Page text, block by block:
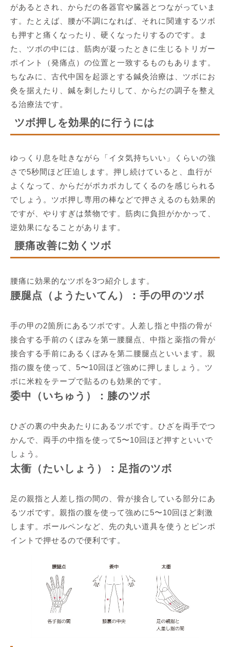
があるとされ、からだの各器官や臓器とつながっていま
す。たとえば、腰が不調になれば、それに関連するツボ
も押すと痛くなったり、硬くなったりするのです。ま
た、ツボの中には、筋肉が凝ったときに生じるトリガー
ポイント（発痛点）の位置と一致するものもあります。
ちなみに、古代中国を起源とする鍼灸治療は、ツボにお
灸を据えたり、鍼を刺したりして、からだの調子を整え
る治療法です。
ツボ押しを効果的に行うには
ゆっくり息を吐きながら「イタ気持ちいい」くらいの強
さで5秒間ほど圧迫します。押し続けていると、血行が
よくなって、からだがポカポカしてくるのを感じられる
でしょう。ツボ押し専用の棒などで押さえるのも効果的
ですが、やりすぎは禁物です。筋肉に負担がかかって、
逆効果になることがあります。
腰痛改善に効くツボ
腰痛に効果的なツボを3つ紹介します。
腰腿点（ようたいてん）：手の甲のツボ
手の甲の2箇所にあるツボです。人差し指と中指の骨が
接合する手前のくぼみを第一腰腿点、中指と薬指の骨が
接合する手前にあるくぼみを第二腰腿点といいます。親
指の腹を使って、5〜10回ほど強めに押しましょう。ツ
ボに米粒をテープで貼るのも効果的です。
委中（いちゅう）：膝のツボ
ひざの裏の中央あたりにあるツボです。ひざを両手でつ
かんで、両手の中指を使って5〜10回ほど押すといいで
しょう。
太衝（たいしょう）：足指のツボ
足の親指と人差し指の間の、骨が接合している部分にあ
るツボです。親指の腹を使って強めに5〜10回ほど刺激
します。ボールペンなど、先の丸い道具を使うとピンポ
イントで押せるので便利です。